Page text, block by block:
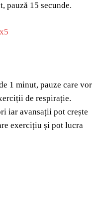
pauză 15 secunde.
1 minut, pauze care vor
de respirație.
iar avansații pot crește
exercițiu și pot lucra